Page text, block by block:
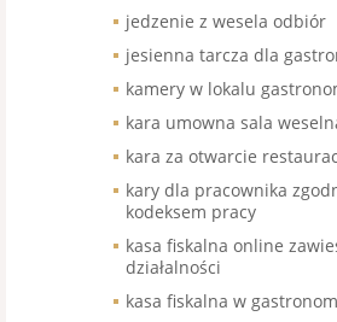
jedzenie z wesela odbiór
jesienna tarcza dla
kamery w lokalu
kara umowna sala
kara za otwarcie
kary dla pracownika
kodeksem pracy
kasa fiskalna online
działalności
kasa fiskalna w